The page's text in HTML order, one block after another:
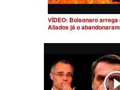
VÍDEO: Bolsonaro arrega
Aliados já o